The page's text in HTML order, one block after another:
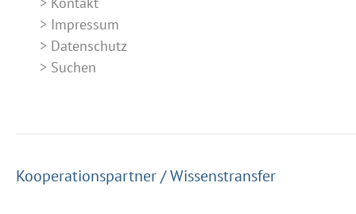
Impressum
Datenschutz
Suchen
Kooperationspartner / Wissenstransfer